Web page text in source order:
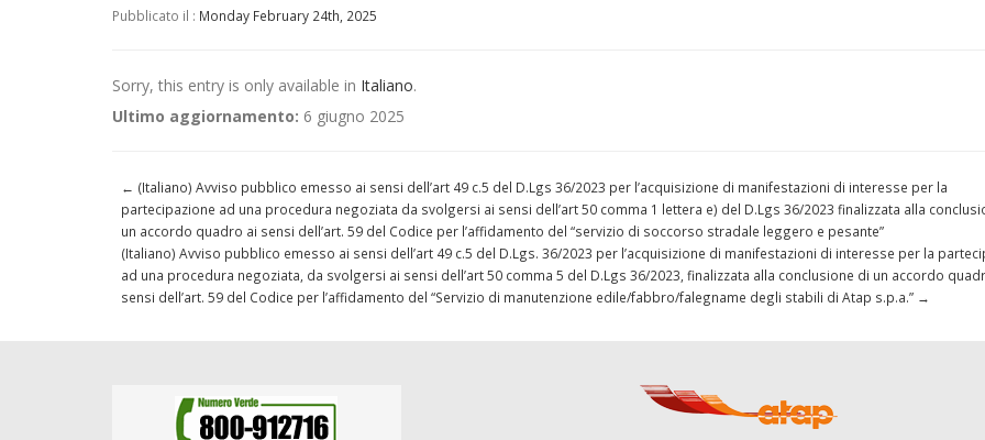
Pubblicato il : Monday February 24th, 2025
Sorry, this entry is only available in Italiano.
Ultimo aggiornamento: 6 giugno 2025
← (Italiano) Avviso pubblico emesso ai sensi dell’art 49 c.5 del D.Lgs 36/2023 per l’acquisizione di manifestazioni di interesse per la
partecipazione ad una procedura negoziata da svolgersi ai sensi dell’art 50 comma 1 lettera e) del D.Lgs 36/2023 finalizzata alla
un accordo quadro ai sensi dell’art. 59 del Codice per l’affidamento del “servizio di soccorso stradale leggero e pesante”
(Italiano) Avviso pubblico emesso ai sensi dell’art 49 c.5 del D.Lgs. 36/2023 per l’acquisizione di manifestazioni di interesse per la
ad una procedura negoziata, da svolgersi ai sensi dell’art 50 comma 5 del D.Lgs 36/2023, finalizzata alla conclusione di un accordo
sensi dell’art. 59 del Codice per l’affidamento del “Servizio di manutenzione edile/fabbro/falegname degli stabili di Atap s.p.a.” →